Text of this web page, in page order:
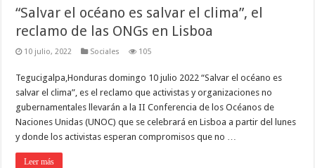
“Salvar el océano es salvar el clima”, el
reclamo de las ONGs en Lisboa
10 julio, 2022 Sociales 105
Tegucigalpa,Honduras domingo 10 julio 2022 “Salvar el océano es
salvar el clima”, es el reclamo que activistas y organizaciones no
gubernamentales llevarán a la II Conferencia de los Océanos de
Naciones Unidas (UNOC) que se celebrará en Lisboa a partir del lunes
y donde los activistas esperan compromisos que no …
Leer más